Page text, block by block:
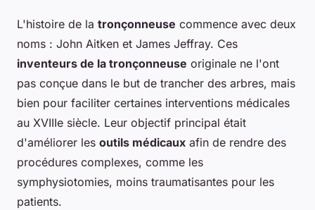
L'histoire de la tronçonneuse commence avec deux
noms : John Aitken et James Jeffray. Ces
inventeurs de la tronçonneuse originale ne l'ont
pas conçue dans le but de trancher des arbres, mais
bien pour faciliter certaines interventions médicales
au XVIIIe siècle. Leur objectif principal était
d'améliorer les outils médicaux afin de rendre des
procédures complexes, comme les
symphysiotomies, moins traumatisantes pour les
patients.